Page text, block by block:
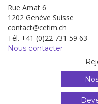
Rue Amat 6
1202 Genève Suisse
contact@cetim.ch
Tél. +41 (0)22 731 59 63
Nous contacter